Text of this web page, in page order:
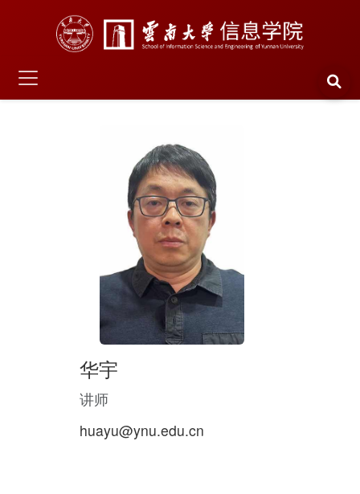
华宇
讲师
huayu@ynu.edu.cn